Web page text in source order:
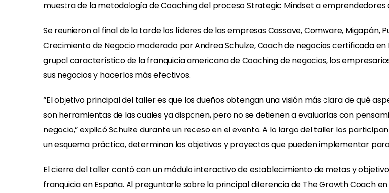
muestra de la metodología de Coaching del proceso Strategic Mindset a emprendedores
Se reunieron al final de la tarde los líderes de las empresas Cassave, Comware, Migapán,
Crecimiento de Negocio moderado por Andrea Schulze, Coach de negocios certificada
grupal característico de la franquicia americana de Coaching de negocios, los
sus negocios y hacerlos más efectivos.
“El objetivo principal del taller es que los dueños obtengan una visión más clara de qué
son herramientas de las cuales ya disponen, pero no se detienen a evaluarlas con
negocio,” explicó Schulze durante un receso en el evento. A lo largo del taller los
un esquema práctico, determinan los objetivos y proyectos que pueden implementar
El cierre del taller contó con un módulo interactivo de establecimiento de metas y
franquicia en España. Al preguntarle sobre la principal diferencia de The Growth Coach